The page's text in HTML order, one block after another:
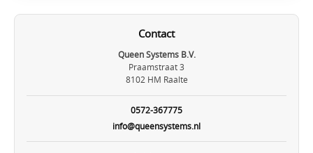
Contact
Queen Systems B.V.
Praamstraat 3
8102 HM Raalte
0572-367775
info@queensystems.nl